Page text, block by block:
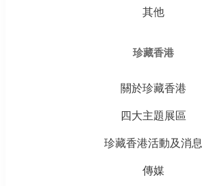
其他
珍藏香港
關於珍藏香港
四大主題展區
珍藏香港活動及消息
傳媒